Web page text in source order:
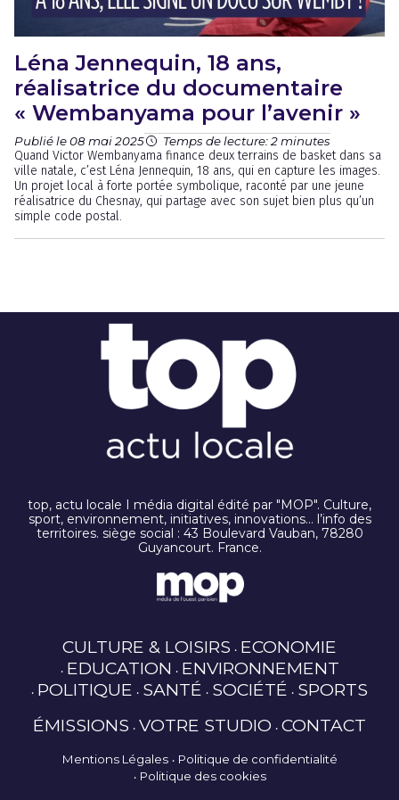
Léna Jennequin, 18 ans,
réalisatrice du documentaire
« Wembanyama pour l’avenir »
Publié le 08 mai 2025 Temps de lecture: 2 minutes
Quand Victor Wembanyama finance deux terrains de basket dans sa
ville natale, c’est Léna Jennequin, 18 ans, qui en capture les images.
Un projet local à forte portée symbolique, raconté par une jeune
réalisatrice du Chesnay, qui partage avec son sujet bien plus qu’un
simple code postal.
top, actu locale I média digital édité par "MOP". Culture,
sport, environnement, initiatives, innovations… l’info des
territoires. siège social : 43 Boulevard Vauban, 78280
Guyancourt. France.
CULTURE & LOISIRS ECONOMIE
EDUCATION ENVIRONNEMENT
POLITIQUE SANTÉ SOCIÉTÉ SPORTS
ÉMISSIONS VOTRE STUDIO CONTACT
Mentions Légales
Politique de confidentialité
Politique des cookies